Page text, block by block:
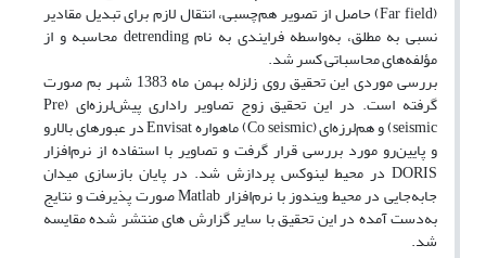
(Far field) حاصل از تصویر هم‌چسبی، انتقال لازم برای تبدیل مقادیر
نسبی به مطلق، به‌واسطه فرایندی به نام detrending محاسبه و از
مؤلفه‌های محاسباتی کسر شد.
بررسی موردی این تحقیق روی زلزله بهمن ماه 1383 شهر بم صورت
گرفته است. در این تحقیق زوج تصاویر راداری پیش‌لرزه‌ای (Pre
seismic) و هم‌لرزه‌ای (Co seismic) ماهواره Envisat در عبورهای بالارو
و پایین‌رو مورد بررسی قرار گرفت و تصاویر با استفاده از نرم‌افزار
DORIS در محیط لینوکس پردازش شد. در پایان بازسازی میدان
جابه‌جایی در محیط ویندوز با نرم‌افزار Matlab صورت پذیرفت و نتایج
به‌دست آمده در این تحقیق با سایر گزارش های منتشر شده مقایسه
شد.